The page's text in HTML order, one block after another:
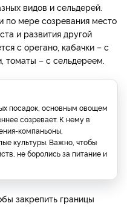
видов и сельдерей.
по мере созревания место
и развития другой
с орегано, кабачки – с
томаты – с сельдереем.
посадок, основным овощем
созревает. К нему в
компаньоны,
культуры. Важно, чтобы
не боролись за питание и
закрепить границы